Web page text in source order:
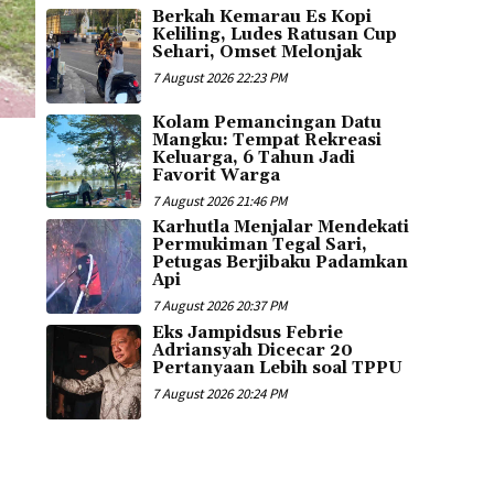
Berkah Kemarau Es Kopi
Keliling, Ludes Ratusan Cup
Sehari, Omset Melonjak
7 August 2026 22:23 PM
Kolam Pemancingan Datu
Mangku: Tempat Rekreasi
Keluarga, 6 Tahun Jadi
Favorit Warga
7 August 2026 21:46 PM
Karhutla Menjalar Mendekati
Permukiman Tegal Sari,
Petugas Berjibaku Padamkan
Api
7 August 2026 20:37 PM
Eks Jampidsus Febrie
Adriansyah Dicecar 20
Pertanyaan Lebih soal TPPU
7 August 2026 20:24 PM